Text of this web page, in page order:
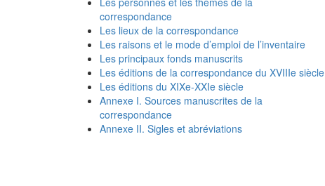
correspondance
Les lieux de la correspondance
Les raisons et le mode d’emploi de l’inventaire
Les principaux fonds manuscrits
Les éditions de la correspondance du XVIIIe siècle
Les éditions du XIXe-XXIe siècle
Annexe I. Sources manuscrites de la
correspondance
Annexe II. Sigles et abréviations